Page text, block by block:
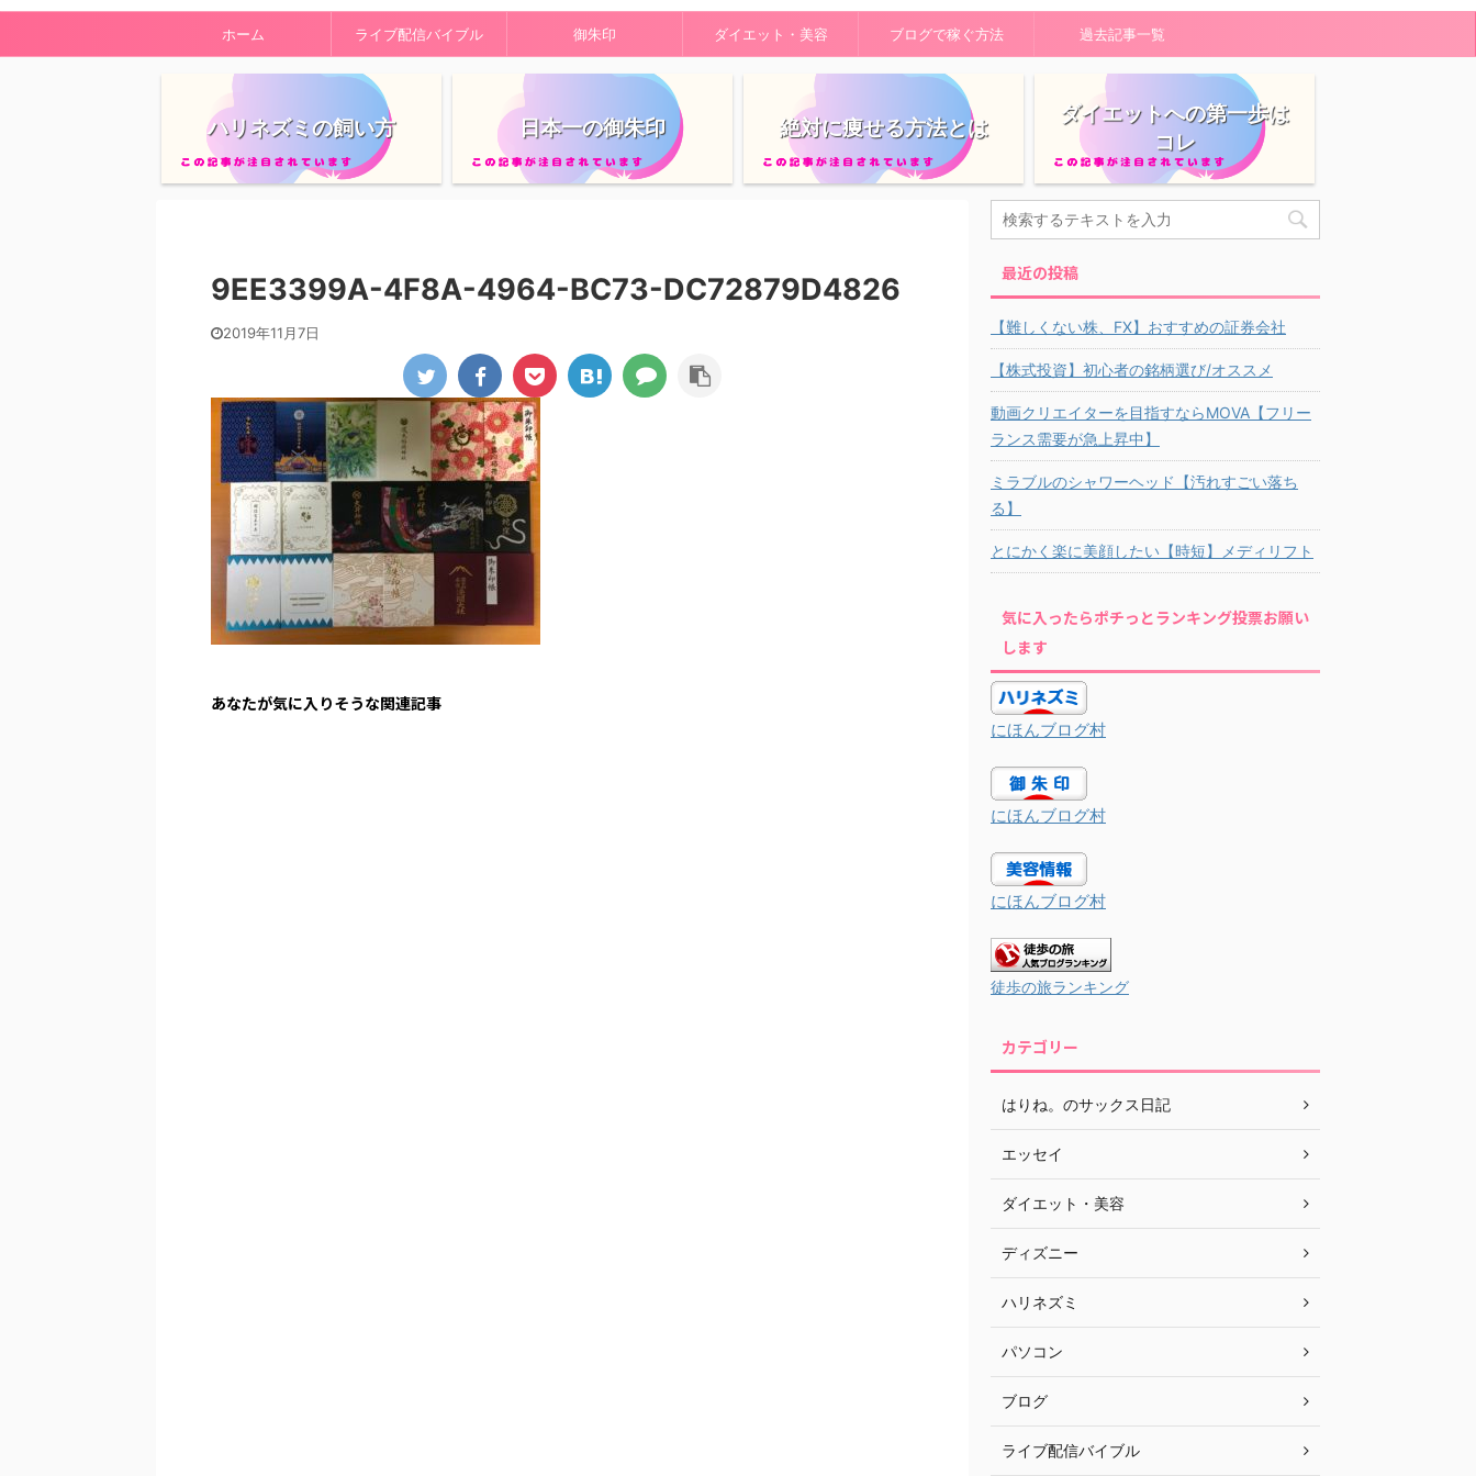
ホーム ライブ配信バイブル 御朱印 ダイエット・美容 ブログで稼ぐ方法 過去記事一覧
ハリネズミの飼い方 日本一の御朱印 絶対に痩せる方法とは
ダイエットへの第一歩は
コレ
9EE3399A-4F8A-4964-BC73-DC72879D4826
2019年11月7日
あなたが気に入りそうな関連記事
最近の投稿
【難しくない株、FX】おすすめの証券会社
【株式投資】初心者の銘柄選び/オススメ
動画クリエイターを目指すならMOVA【フリー
ランス需要が急上昇中】
ミラブルのシャワーヘッド【汚れすごい落ち
る】
とにかく楽に美顔したい【時短】メディリフト
気に入ったらポチっとランキング投票お願い
します
にほんブログ村
にほんブログ村
にほんブログ村
徒歩の旅ランキング
カテゴリー
はりね。のサックス日記
エッセイ
ダイエット・美容
ディズニー
ハリネズミ
パソコン
ブログ
ライブ配信バイブル